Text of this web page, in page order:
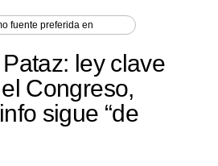
fuente preferida en
ley clave
Congreso,
sigue “de